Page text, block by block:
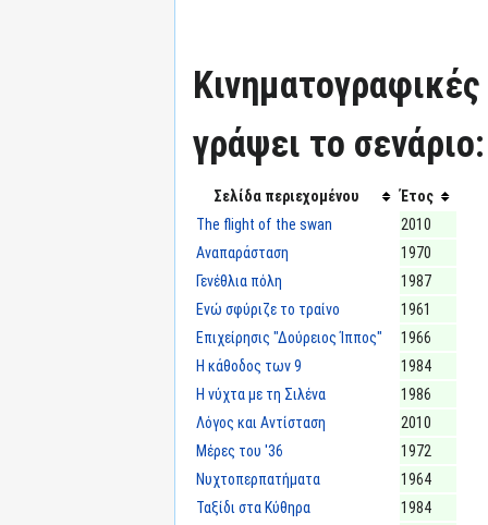
Κινηματογραφικές
γράψει το σενάριο:
Σελίδα περιεχομένου
Έτος
The flight of the swan
2010
Αναπαράσταση
1970
Γενέθλια πόλη
1987
Ενώ σφύριζε το τραίνο
1961
Επιχείρησις "Δούρειος Ίππος"
1966
Η κάθοδος των 9
1984
Η νύχτα με τη Σιλένα
1986
Λόγος και Αντίσταση
2010
Μέρες του '36
1972
Νυχτοπερπατήματα
1964
Ταξίδι στα Κύθηρα
1984